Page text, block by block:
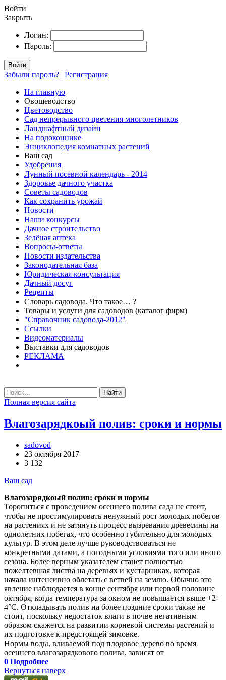
Войти
Закрыть
Логин:
Пароль:
Войти
Забыли пароль? | Регистрация
На главную
Овощеводство
Цветоводство
Сад непрерывного цветения многолетников
Ландшафтный дизайн
На подоконнике
Энциклопедия комнатных растений
Ваш сад
Удобрения
Лунный посевной календарь - 2014
Здоровье дачного участка
Советы садоводов
Как сохранить урожай
Новости
Наши конкурсы
Дачное строительство
Зелёная аптека
Вопросы-ответы
Новости издательства
Законодательная база
Юридическая консультация
Дачный досуг
Рецепты
Словарь садовода. Что такое… ?
Товары и услуги для садоводов (каталог фирм)
"Справочник садовода-2012"
Ссылки
Видеоматериалы
Выставки для садоводов
РЕКЛАМА
Найти
Полная версия сайта
Влагозарядкоый полив: сроки и нормы
sadovod
23 октября 2017
3 132
Ваш сад
Влагозарядкоый полив: сроки и нормы
Торопиться с проведением осеннего полива сада не стоит,
чтобы не простимулировать ненужный рост молодых побегов
на растениях и не затянуть процесс вызревания древесины на
однолетних побегах, что особенно губительно для молодых
культур. В этом деле лучше руководствоваться не
конкретными датами, а погодными условиями того или иного
сезона. Более верным указателем станет полностью
пожелтевшая листва на деревьях и кустарниках, которая
начала интенсивно облетать с ветвей на землю. Обычно это
явление наблюдается в конце сентября или первой половине
октября, когда температура за окном не повышается выше +2-
4°С. Откладывать полив на более поздние сроки также не
стоит, поскольку недостаток влаги в почве негативным
образом скажется на развитии корневой системы растений и
их подготовке к предстоящей зимовке.
Нормы воды, вливаемой под плодовое дерево во время
осеннего влагозарядкового полива, зависят от
0 Подробнее
Вернуться наверх